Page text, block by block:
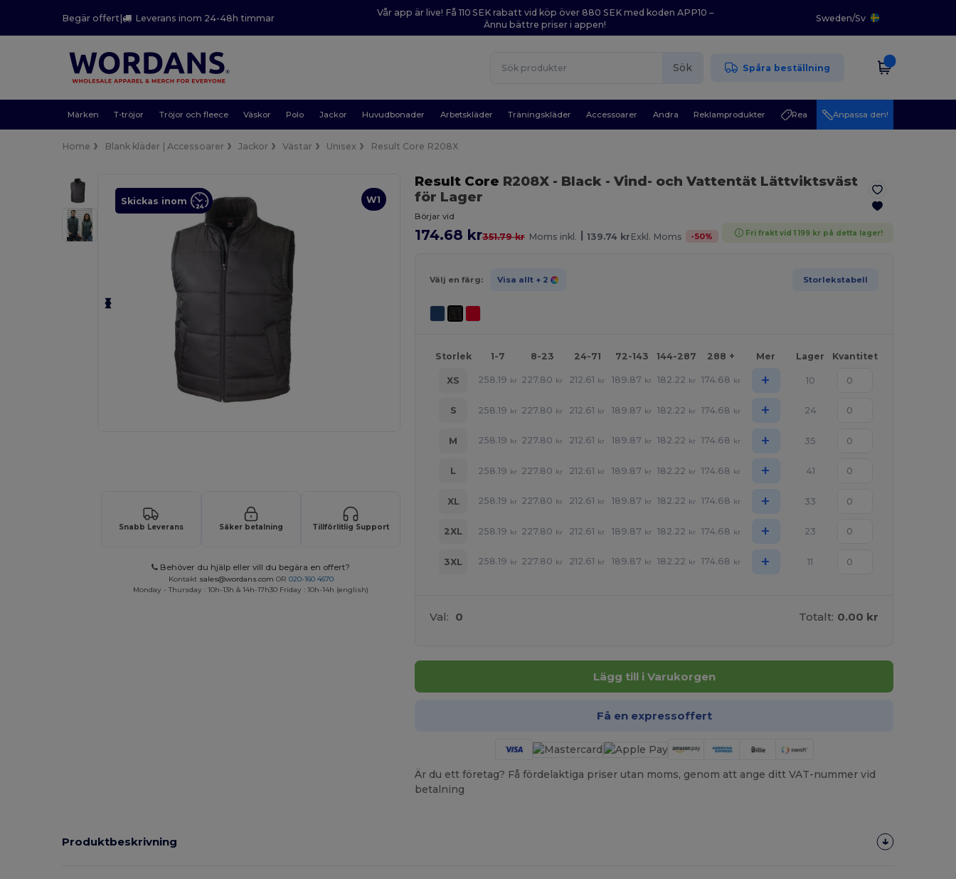
Begär offert| Leverans inom 24-48h timmar
Vår app är live! Få 110 SEK rabatt vid köp över 880 SEK med koden APP10 –
Ännu bättre priser i appen!
Sweden/Sv
Sök Spåra beställning
Märken T-tröjor Tröjor och fleece Väskor Polo Jackor Huvudbonader Arbetskläder Träningskläder Accessoarer Andra Reklamprodukter Rea Anpassa den!
Home Blank kläder | Accessoarer Jackor Västar Unisex Result Core R208X
W1
Skickas inom
Snabb Leverans Säker betalning Tillförlitlig Support
Behöver du hjälp eller vill du begära en offert?
Kontakt sales@wordans.com OR 020-160 4670
Monday - Thursday : 10h-13h & 14h-17h30 Friday : 10h-14h (english)
Result Core R208X - Black- Vind- och Vattentät Lättviktsväst
för Lager
Börjar vid
174.68 kr351.79 kr Moms inkl. | 139.74 kr Exkl. Moms -50% Fri frakt vid 1 199 kr på detta lager!
Välj en färg: Visa allt + 2 Storlekstabell
Storlek 1-7 8-23 24-71 72-143 144-287 288 + Mer Lager Kvantitet
XS 258.19 kr 227.80 kr 212.61 kr 189.87 kr 182.22 kr 174.68 kr + 10
S 258.19 kr 227.80 kr 212.61 kr 189.87 kr 182.22 kr 174.68 kr + 24
M 258.19 kr 227.80 kr 212.61 kr 189.87 kr 182.22 kr 174.68 kr + 35
L 258.19 kr 227.80 kr 212.61 kr 189.87 kr 182.22 kr 174.68 kr + 41
XL 258.19 kr 227.80 kr 212.61 kr 189.87 kr 182.22 kr 174.68 kr + 33
2XL 258.19 kr 227.80 kr 212.61 kr 189.87 kr 182.22 kr 174.68 kr + 23
3XL 258.19 kr 227.80 kr 212.61 kr 189.87 kr 182.22 kr 174.68 kr + 11
Val: 0 Totalt: 0.00 kr
Lägg till i Varukorgen
Få en expressoffert
Är du ett företag? Få fördelaktiga priser utan moms, genom att ange ditt VAT-nummer vid
betalning
Produktbeskrivning